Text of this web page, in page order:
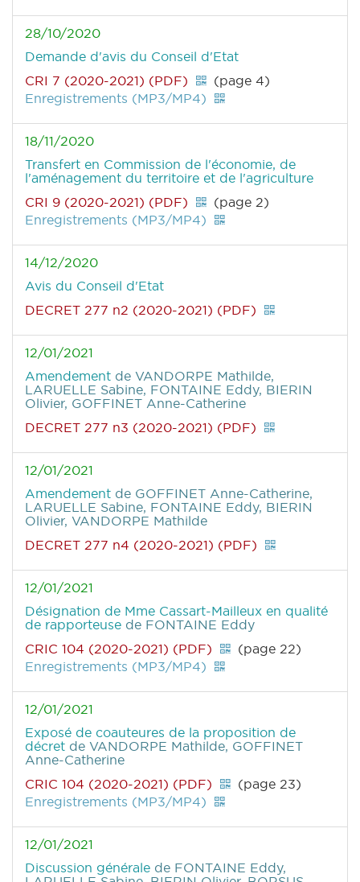
28/10/2020
Demande d'avis du Conseil d'Etat
CRI 7 (2020-2021) (PDF)
(page 4)
Enregistrements (MP3/MP4)
18/11/2020
Transfert en Commission de l'économie, de
l'aménagement du territoire et de l'agriculture
CRI 9 (2020-2021) (PDF)
(page 2)
Enregistrements (MP3/MP4)
14/12/2020
Avis du Conseil d'Etat
DECRET 277 n2 (2020-2021) (PDF)
12/01/2021
Amendement de VANDORPE Mathilde,
LARUELLE Sabine, FONTAINE Eddy, BIERIN
Olivier, GOFFINET Anne-Catherine
DECRET 277 n3 (2020-2021) (PDF)
12/01/2021
Amendement de GOFFINET Anne-Catherine,
LARUELLE Sabine, FONTAINE Eddy, BIERIN
Olivier, VANDORPE Mathilde
DECRET 277 n4 (2020-2021) (PDF)
12/01/2021
Désignation de Mme Cassart-Mailleux en qualité
de rapporteuse de FONTAINE Eddy
CRIC 104 (2020-2021) (PDF)
(page 22)
Enregistrements (MP3/MP4)
12/01/2021
Exposé de coauteures de la proposition de
décret de VANDORPE Mathilde, GOFFINET
Anne-Catherine
CRIC 104 (2020-2021) (PDF)
(page 23)
Enregistrements (MP3/MP4)
12/01/2021
Discussion générale de FONTAINE Eddy,